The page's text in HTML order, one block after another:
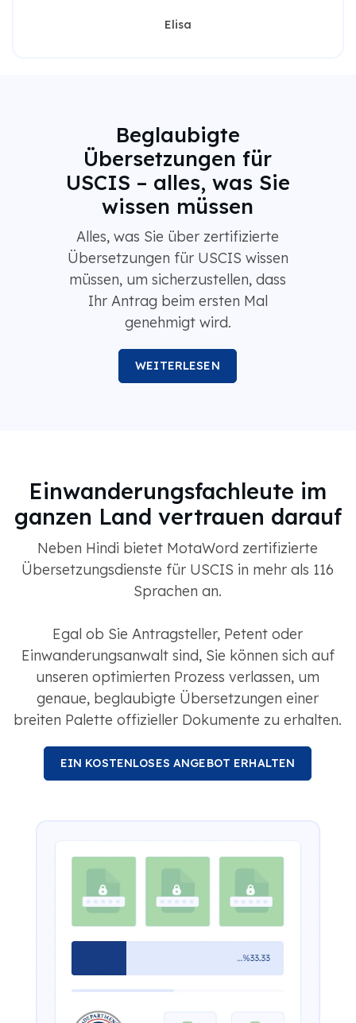
Elisa
Beglaubigte
Übersetzungen für
USCIS – alles, was Sie
wissen müssen
Alles, was Sie über zertifizierte
Übersetzungen für USCIS wissen
müssen, um sicherzustellen, dass
Ihr Antrag beim ersten Mal
genehmigt wird.
WEITERLESEN
Einwanderungsfachleute im
ganzen Land vertrauen darauf
Neben Hindi bietet MotaWord zertifizierte
Übersetzungsdienste für USCIS in mehr als 116
Sprachen an.
Egal ob Sie Antragsteller, Petent oder
Einwanderungsanwalt sind, Sie können sich auf
unseren optimierten Prozess verlassen, um
genaue, beglaubigte Übersetzungen einer
breiten Palette offizieller Dokumente zu erhalten.
EIN KOSTENLOSES ANGEBOT ERHALTEN